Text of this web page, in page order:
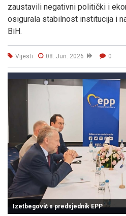
zaustavili negativni politički i
osigurala stabilnost institucija i
BiH.
Vijesti 08. Jun. 2026 0
Izetbegović s predsjednik EPP